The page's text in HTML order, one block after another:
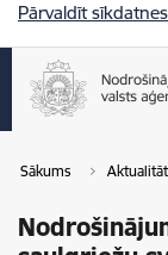
Pārvaldīt sīkdatnes
Sākums